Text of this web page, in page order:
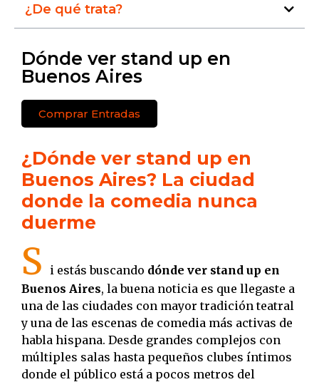
¿De qué trata?
Dónde ver stand up en
Buenos Aires
Comprar Entradas
¿Dónde ver stand up en
Buenos Aires? La ciudad
donde la comedia nunca
duerme
S i estás buscando dónde ver stand up en
Buenos Aires, la buena noticia es que llegaste a
una de las ciudades con mayor tradición teatral
y una de las escenas de comedia más activas de
habla hispana. Desde grandes complejos con
múltiples salas hasta pequeños clubes íntimos
donde el público está a pocos metros del